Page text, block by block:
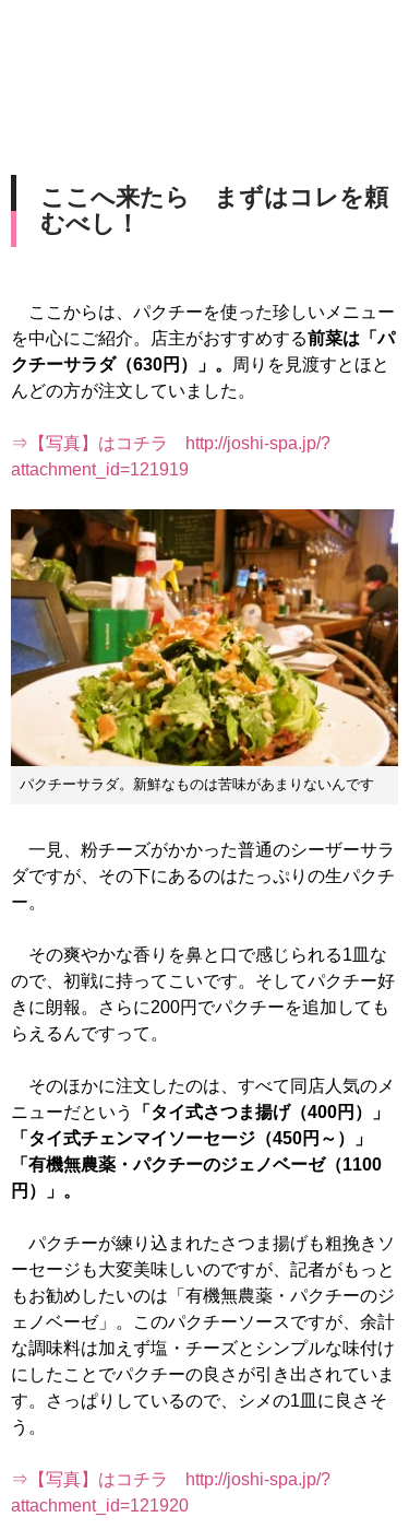
ここへ来たら まずはコレを頼
むべし！
ここからは、パクチーを使った珍しいメニュー
を中心にご紹介。店主がおすすめする前菜は「パ
クチーサラダ（630円）」。
周りを見渡すとほと
んどの方が注文していました。
⇒【写真】はコチラ http://joshi-spa.jp/?
attachment_id=121919
パクチーサラダ。新鮮なものは苦味があまりないんです
一見、粉チーズがかかった普通のシーザーサラ
ダですが、その下にあるのはたっぷりの生パクチ
ー。
その爽やかな香りを鼻と口で感じられる1皿な
ので、初戦に持ってこいです。そしてパクチー好
きに朗報。さらに200円でパクチーを追加しても
らえるんですって。
そのほかに注文したのは、すべて同店人気のメ
ニューだという
「タイ式さつま揚げ（400円）」
「タイ式チェンマイソーセージ（450円～）」
「有機無農薬・パクチーのジェノベーゼ（1100
円）」。
パクチーが練り込まれたさつま揚げも粗挽きソ
ーセージも大変美味しいのですが、記者がもっと
もお勧めしたいのは「有機無農薬・パクチーのジ
ェノベーゼ」。このパクチーソースですが、余計
な調味料は加えず塩・チーズとシンプルな味付け
にしたことでパクチーの良さが引き出されていま
す。さっぱりしているので、シメの1皿に良さそ
う。
⇒【写真】はコチラ http://joshi-spa.jp/?
attachment_id=121920